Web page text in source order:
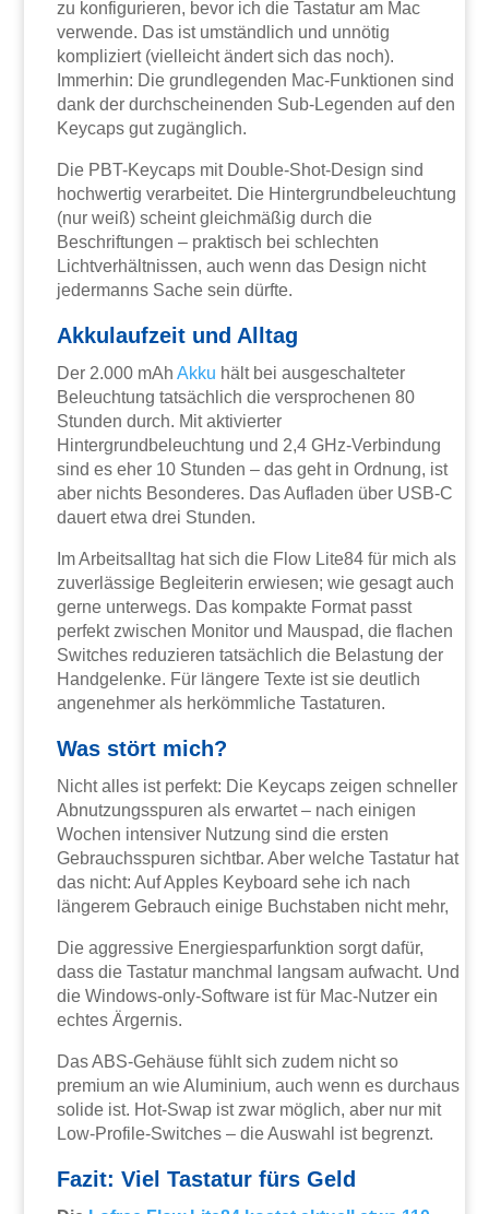
zu konfigurieren, bevor ich die Tastatur am Mac
verwende. Das ist umständlich und unnötig
kompliziert (vielleicht ändert sich das noch).
Immerhin: Die grundlegenden Mac-Funktionen sind
dank der durchscheinenden Sub-Legenden auf den
Keycaps gut zugänglich.
Die PBT-Keycaps mit Double-Shot-Design sind
hochwertig verarbeitet. Die Hintergrundbeleuchtung
(nur weiß) scheint gleichmäßig durch die
Beschriftungen – praktisch bei schlechten
Lichtverhältnissen, auch wenn das Design nicht
jedermanns Sache sein dürfte.
Akkulaufzeit und Alltag
Der 2.000 mAhAkku hält bei ausgeschalteter
Beleuchtung tatsächlich die versprochenen 80
Stunden durch. Mit aktivierter
Hintergrundbeleuchtung und 2,4 GHz-Verbindung
sind es eher 10 Stunden – das geht in Ordnung, ist
aber nichts Besonderes. Das Aufladen über USB-C
dauert etwa drei Stunden.
Im Arbeitsalltag hat sich die Flow Lite84 für mich als
zuverlässige Begleiterin erwiesen; wie gesagt auch
gerne unterwegs. Das kompakte Format passt
perfekt zwischen Monitor und Mauspad, die flachen
Switches reduzieren tatsächlich die Belastung der
Handgelenke. Für längere Texte ist sie deutlich
angenehmer als herkömmliche Tastaturen.
Was stört mich?
Nicht alles ist perfekt: Die Keycaps zeigen schneller
Abnutzungsspuren als erwartet – nach einigen
Wochen intensiver Nutzung sind die ersten
Gebrauchsspuren sichtbar. Aber welche Tastatur hat
das nicht: Auf Apples Keyboard sehe ich nach
längerem Gebrauch einige Buchstaben nicht mehr,
Die aggressive Energiesparfunktion sorgt dafür,
dass die Tastatur manchmal langsam aufwacht. Und
die Windows-only-Software ist für Mac-Nutzer ein
echtes Ärgernis.
Das ABS-Gehäuse fühlt sich zudem nicht so
premium an wie Aluminium, auch wenn es durchaus
solide ist. Hot-Swap ist zwar möglich, aber nur mit
Low-Profile-Switches – die Auswahl ist begrenzt.
Fazit: Viel Tastatur fürs Geld